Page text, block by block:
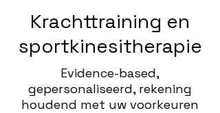
Krachttraining en
sportkinesitherapie
Evidence-based,
gepersonaliseerd, rekening
houdend met uw voorkeuren